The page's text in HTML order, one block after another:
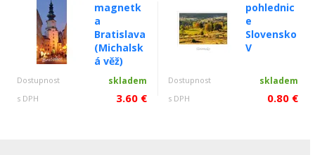
magnetk
a
Bratislava
(Michalsk
á věž)
Dostupnost skladem
s DPH 3.60 €
pohlednic
e
Slovensko
V
Dostupnost skladem
s DPH 0.80 €